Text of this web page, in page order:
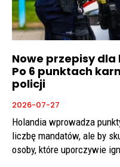
Nowe przepisy
Po 6 punktach
policji
2026-07-27
Holandia wprowadza
liczbę mandatów, ale by
osoby, które uporczywie